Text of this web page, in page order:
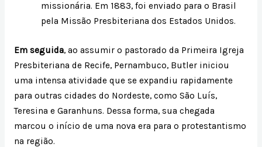
missionária. Em 1883, foi enviado para o Brasil
pela Missão Presbiteriana dos Estados Unidos.
Em seguida, ao assumir o pastorado da Primeira Igreja
Presbiteriana de Recife, Pernambuco, Butler iniciou
uma intensa atividade que se expandiu rapidamente
para outras cidades do Nordeste, como São Luís,
Teresina e Garanhuns. Dessa forma, sua chegada
marcou o início de uma nova era para o protestantismo
na região.